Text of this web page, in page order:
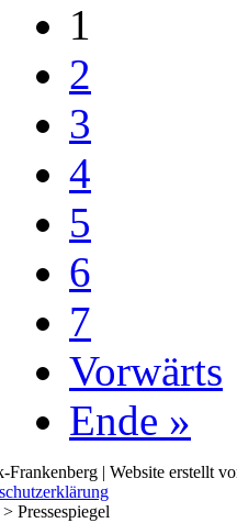
1
2
3
4
5
6
7
Vorwärts
Ende »
| Website erstellt
> Pressespiegel